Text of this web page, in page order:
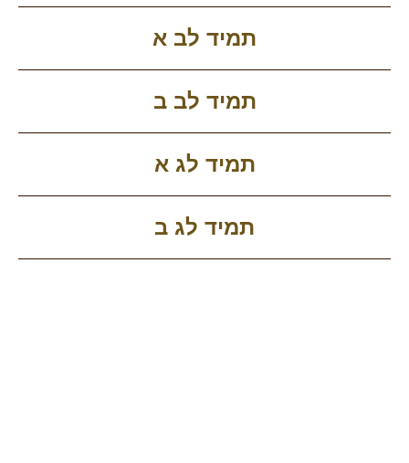
תמיד לב א
תמיד לב ב
תמיד לג א
תמיד לג ב